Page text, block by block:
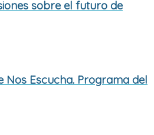
sobre el futuro de
Nos Escucha. Programa del